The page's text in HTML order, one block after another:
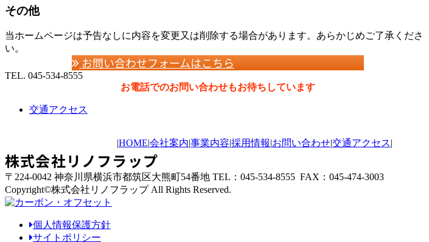
その他
当ホームページは予告なしに内容を変更又は削除する場合があります。あらかじめご了承くださ
い。
お問い合わせフォームはこちら
TEL. 045-534-8555
お電話でのお問い合わせもお待ちしています
交通アクセス
|HOME|会社案内|事業内容|採用情報|お問い合わせ|交通アクセス|
株式会社リノフラップ
〒224-0042 神奈川県横浜市都筑区大熊町54番地 TEL：045-534-8555 FAX：045-474-3003
Copyright©株式会社リノフラップAll Rights Reserved.
個人情報保護方針
サイトポリシー